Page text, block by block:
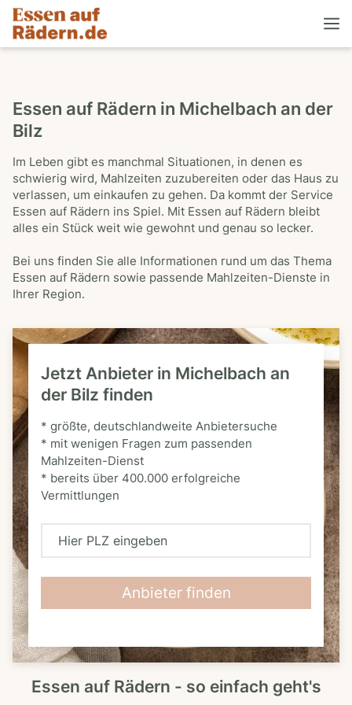
Essen auf Rädern in Michelbach an der
Bilz
Im Leben gibt es manchmal Situationen, in denen es
schwierig wird, Mahlzeiten zuzubereiten oder das Haus zu
verlassen, um einkaufen zu gehen. Da kommt der Service
Essen auf Rädern ins Spiel. Mit Essen auf Rädern bleibt
alles ein Stück weit wie gewohnt und genau so lecker.
Bei uns finden Sie alle Informationen rund um das Thema
Essen auf Rädern sowie passende Mahlzeiten-Dienste in
Ihrer Region.
Jetzt Anbieter in Michelbach an
der Bilz finden
* größte, deutschlandweite Anbietersuche
* mit wenigen Fragen zum passenden
Mahlzeiten-Dienst
* bereits über 400.000 erfolgreiche
Vermittlungen
H
L
Z
Anbieter finden
Essen auf Rädern - so einfach geht's